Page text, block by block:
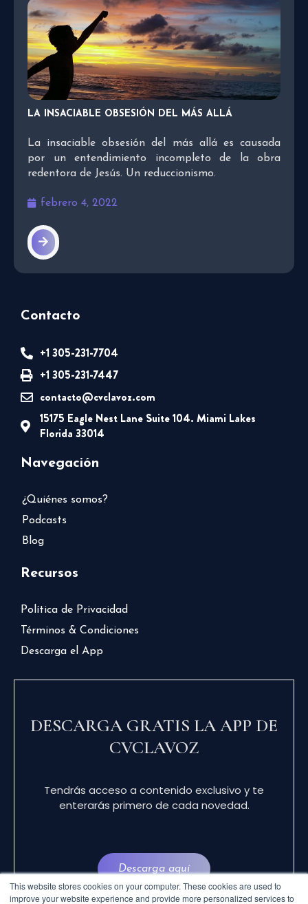
This website stores cookies on your computer. These cookies are used to
improve your website experience and provide more personalized services to
LA INSACIABLE OBSESIÓN DEL MÁS ALLÁ
La insaciable obsesión del más allá es causada
por un entendimiento incompleto de la obra
redentora de Jesús. Un reduccionismo.
febrero 4, 2022
Contacto
+1 305-231-7704
+1 305-231-7447
contacto@cvclavoz.com
15175 Eagle Nest Lane Suite 104. Miami Lakes
Florida 33014
Navegación
¿Quiénes somos?
Podcasts
Blog
Recursos
Política de Privacidad
Términos & Condiciones
Descarga el App
DESCARGA GRATIS LA APP DE
CVCLAVOZ
Tendrás acceso a contenido exclusivo y te
enterarás primero de cada novedad.
Descarga aquí